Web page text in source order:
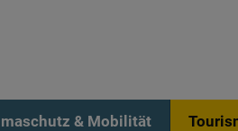
& Mobilität